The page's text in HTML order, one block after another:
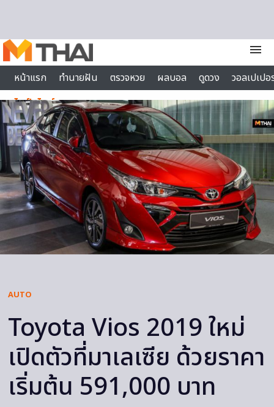
menu
หน้าแรก
ทำนายฝัน ตรวจหวย ผลบอล ดูดวง
วอลเปเป
ไลฟ์สไตล์
AUTO
Toyota Vios 2019 ใหม่
เปิดตัวที่มาเลเซีย ด้วยราคา
เริ่มต้น 591,000 บาท